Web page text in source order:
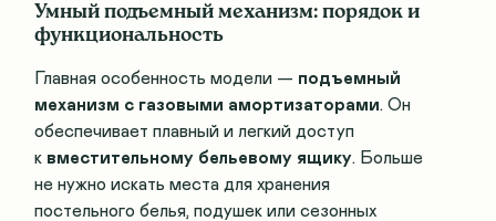
Умный подъемный механизм: порядок и
функциональность
Главная особенность модели — подъемный
механизм с газовыми амортизаторами. Он
обеспечивает плавный и легкий доступ
к вместительному бельевому ящику. Больше
не нужно искать места для хранения
постельного белья, подушек или сезонных